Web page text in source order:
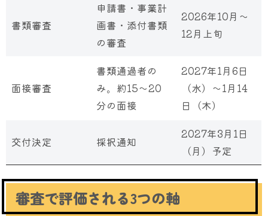
書類審査
申請書・事業計
画書・添付書類
の審査
2026年10月〜
12月上旬
面接審査
書類通過者の
み。約15〜20
分の面接
2027年1月6日
（水）〜1月14
日（木）
交付決定 採択通知
2027年3月1日
（月）予定
審査で評価される3つの軸